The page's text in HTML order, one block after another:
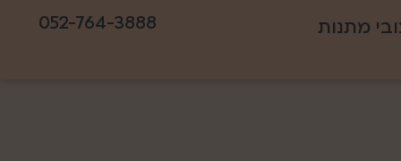
מתנות
052-764-3888